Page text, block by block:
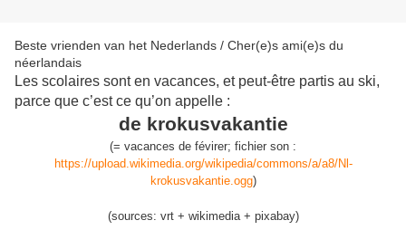
Beste vrienden van het Nederlands / Cher(e)s ami(e)s du
néerlandais
Les scolaires sont en vacances, et peut-être partis au ski,
parce que c’est ce qu’on appelle :
de krokusvakantie
(= vacances de févirer; fichier son :
https://upload.wikimedia.org/wikipedia/commons/a/a8/Nl-
krokusvakantie.ogg)
(sources: vrt + wikimedia + pixabay)